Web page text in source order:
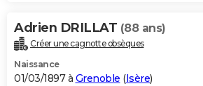
Adrien DRILLAT (88 ans)
Créer une cagnotte obsèques
Naissance
01/03/1897 à Grenoble (Isère)